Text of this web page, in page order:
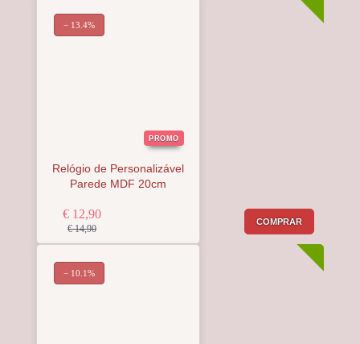
PROMO
Relógio de Personalizável
Parede MDF 20cm
€ 12,90
€ 14,90
COMPRAR
− 13.4%
− 10.1%